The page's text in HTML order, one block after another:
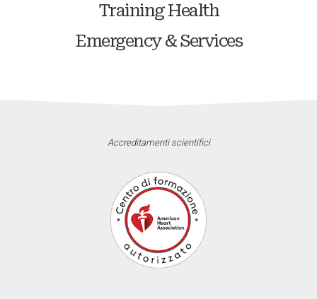
Training Health
Emergency & Services
Accreditamenti scientifici